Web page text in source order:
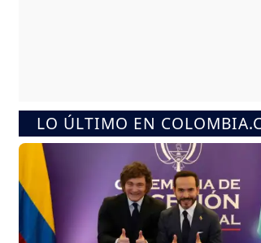
LO ÚLTIMO EN